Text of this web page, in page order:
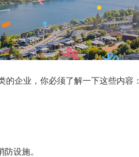
企业，你必须了解一下这些内容：
设施。